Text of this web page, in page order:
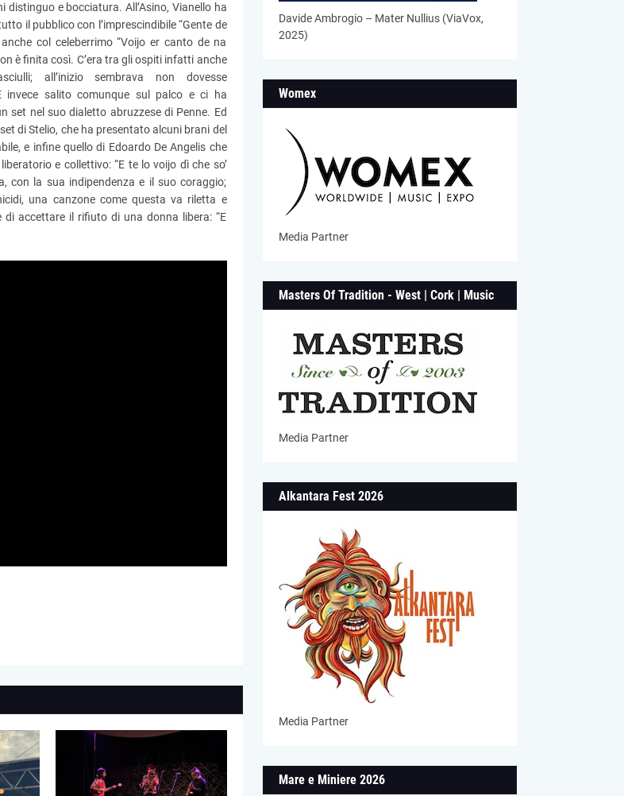
distinguo e bocciatura. All’Asino, Vianello ha
il pubblico con l’imprescindibile “Gente de
col celeberrimo “Voijo er canto de na
è finita così. C’era tra gli ospiti infatti anche
all’inizio sembrava non dovesse
invece salito comunque sul palco e ci ha
set nel suo dialetto abruzzese di Penne. Ed
di Stelio, che ha presentato alcuni brani del
e infine quello di Edoardo De Angelis che
e collettivo: “E te lo voijo dì che so’
con la sua indipendenza e il suo coraggio;
una canzone come questa va riletta e
accettare il rifiuto di una donna libera: “E
Davide Ambrogio – Mater Nullius (ViaVox,
2025)
Womex
Media Partner
Masters Of Tradition - West | Cork | Music
Media Partner
Alkantara Fest 2026
Media Partner
Mare e Miniere 2026